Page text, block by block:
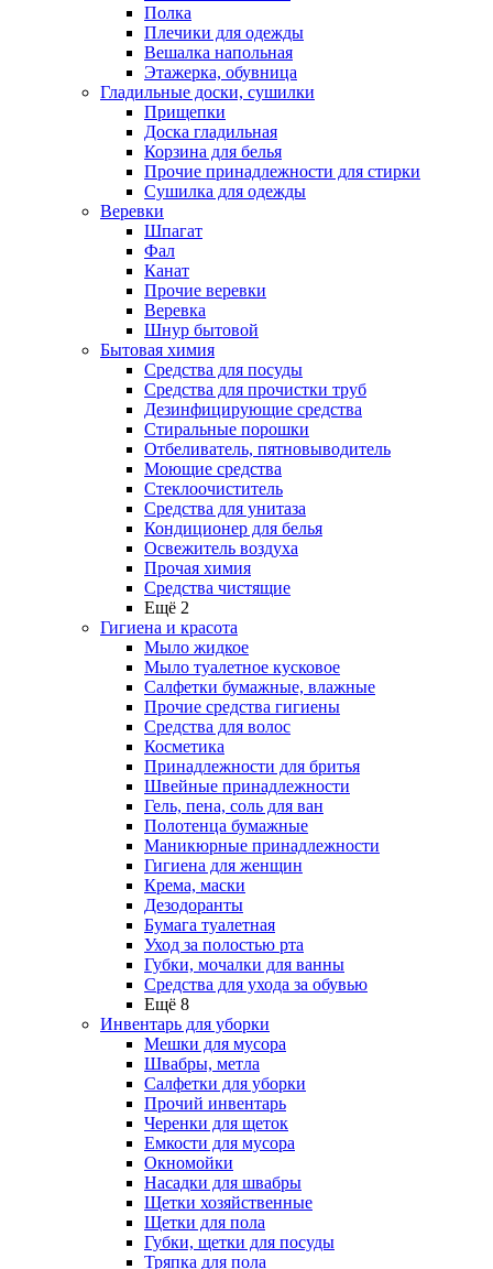
Полка
Плечики для одежды
Вешалка напольная
Этажерка, обувница
Гладильные доски, сушилки
Прищепки
Доска гладильная
Корзина для белья
Прочие принадлежности для стирки
Сушилка для одежды
Веревки
Шпагат
Фал
Канат
Прочие веревки
Веревка
Шнур бытовой
Бытовая химия
Средства для посуды
Средства для прочистки труб
Дезинфицирующие средства
Стиральные порошки
Отбеливатель, пятновыводитель
Моющие средства
Стеклоочиститель
Средства для унитаза
Кондиционер для белья
Освежитель воздуха
Прочая химия
Средства чистящие
Ещё 2
Гигиена и красота
Мыло жидкое
Мыло туалетное кусковое
Салфетки бумажные, влажные
Прочие средства гигиены
Средства для волос
Косметика
Принадлежности для бритья
Швейные принадлежности
Гель, пена, соль для ван
Полотенца бумажные
Маникюрные принадлежности
Гигиена для женщин
Крема, маски
Дезодоранты
Бумага туалетная
Уход за полостью рта
Губки, мочалки для ванны
Средства для ухода за обувью
Ещё 8
Инвентарь для уборки
Мешки для мусора
Швабры, метла
Салфетки для уборки
Прочий инвентарь
Черенки для щеток
Емкости для мусора
Окномойки
Насадки для швабры
Щетки хозяйственные
Щетки для пола
Губки, щетки для посуды
Тряпка для пола